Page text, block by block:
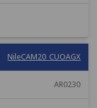
NileCAM20_CUOAGX
AR0230